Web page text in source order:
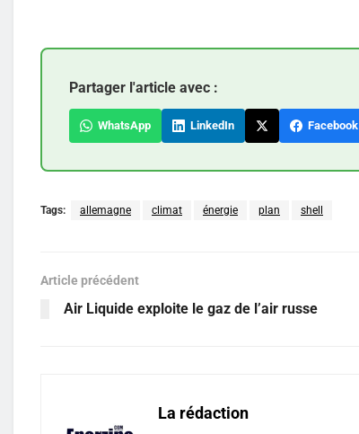
Partager l'article avec :
WhatsApp LinkedIn Facebook
Tags: allemagne climat énergie plan shell
Article précédent
Air Liquide exploite le gaz de l’air russe
La rédaction